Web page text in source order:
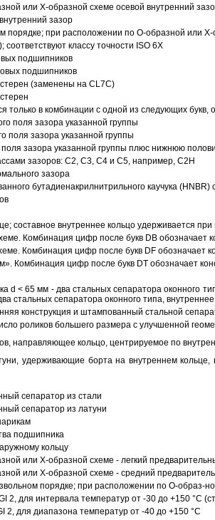
или Х-образной схеме осевой внутренний
зазор
порядке; при расположении по О-образной или
классу точности ISO 6X
подшипников
подшипников
(заменены на CL7C)
только в комбинации с одной из следующих
поля зазора указанной группы
поля зазора указанной группы
зазора указанной группы плюс нижнюю
зазоров: С2, C3, С4 и С5, например, С2Н
зазора
бутадиенакрилнитрильного каучука
составное внутреннее кольцо удерживается
Комбинация цифр после букв DB обозначает
Комбинация цифр после букв DF обозначает
Комбинация цифр после букв DT обозначает
< 65 мм - два стальных сепаратора оконного
стальных сепаратора оконного типа,
конструкция и штампованный стальной
роликов большего размера с улучшенной
направляющее кольцо, центрируемое по
удерживающие борта на внутреннем
сепаратор из стали
сепаратор из латуни
подшипника
кольцу
или Х-образной схеме - легкий
или Х-образной схеме - средний
порядке; при расположении по О-образ-
2, для интервала температур от -30 до +150 °C
2, для диапазона температур от -40 до +150 °C